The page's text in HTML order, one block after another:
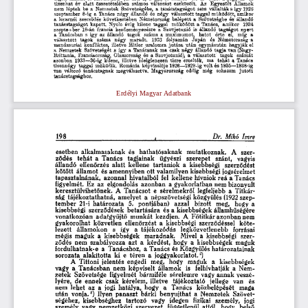
számos  változást  eszközölt. Az Egyesült Államok
Szövetségébe,  a  tanácstagságot sem  vállalták  s igy 1926  szeptember
8-ig  a  Tanács  négy  állandó  és  négy  választott  taggal  működött,  amikor  a  locarnói  szerződés
Németország  belépett  a  Szövetségbe  és  állandó  tanácstagságot
működött  a  Tanács, amikor 1934
18-án  francia  kezdeményezésre  a  Szovjetunió  is  állandó  tagságot nyert  a  Tanácsban  s  igy
tagok
száma  a  maximumot, hatot érte el, míg a
tagok
száma négy maradt. 1933 folyamán Japán
és  Németország  a  mandzsuriai
egymásután  hagyják  el  a  Nemzetek
Olaszország  és  a  Szovjetunió),  a  választott tagok számát
1933—36-ig  kilenc,  illetve  ideiglenesen  tizre  emelték, ma
tehát  a  Tanács  tizennégy  taggal
megválasztva.  Magyarország eddig még sohasem jutott
Erdélyi Magyar Adatbank
198 Dr. Mikó Imre
esetben a l k a l m a s a k n a k és h a t h a t ó s a k n a k m u t a t k o z n a k . A
szer-
ződés
t e h á t a T a n á c s tagjainak ügyészi szerepet szánt,
vagyis
állandó ellenőrzés alatt kellene tartaniok a kisebbségi
szerződést
kötött államot és  amennyiben  ott  valamilyen  kisebbségi  jogsérelmet
tapasztalnának,
azonnal hivatalból fel  kellene  hívniok  reá  a  Tanács
figyelmét.  Ez az elgondolás a z o n b a n a  gyakorlatban  nem  bizonyult
keresztülvihetőnek. A Tanácsot e sérelmekről legfeljebb  a Titkár-
ság  t á j é k o z t a t h a t n á ,
amelyet a népszövetségi  közgyülés  (1922  szep-
t e m b e r 21-i  h a t á r o z a t a 5. pontjában) azzal bízott meg, hogy a
kisebbségi szerződések b e t a r t á s á r a és  a  kisebbségek államhűségére
v o n a t k o z ó a n a d a t g y ü j t ő  m u n k á t kezdjen.  A
Főtitkár  a z o n b a n  nem
gyakorolhat közvetlen ellenőrzést a kisebbségi szerződéssel
k ö t e -
lezett
államokon s így a t á j é k o z ó d á s legközvetlenebb
forrásai
mégis  maguk a kisebbségek maradnak. Mivel  a kisebbségi szer-
ződés nem szabályozza azt a kérdést, hogy a kisebbségek maguk
fordulhatnak-e a Tanácshoz, a  Tanács  és  Közgyülés  határozatainak
sorozata alakította ki e t é r e n a joggyakorlatot.2 )
A Tittoni  jelentés engedi meg, hogy maguk a
kisebbségek
vagy a T a n á c s b a n nem képviselt államok is felhivhatják  a Nem-
z e t e k Szövetsége figyelmét  bármiféle  sérelemre vagy  annak  veszé-
lyére, d e e n n e k csak kérelem, illetve t á j é k o z t a t ó jellege van
és
n e m lehet az a jogi  hatálya, hogy a Tanács közbelépését
maga
után v o n j a . 3 )  Ilyen panaszt b á r k i b e n y u j t h a t a  Nemzetek Szövet-
ségéhez,
kisebbséghez tartozó vagy idegen fizikai személy,
jogi
személy vagy nemzetközi szervezet, függetlenül  attól, hogy belső